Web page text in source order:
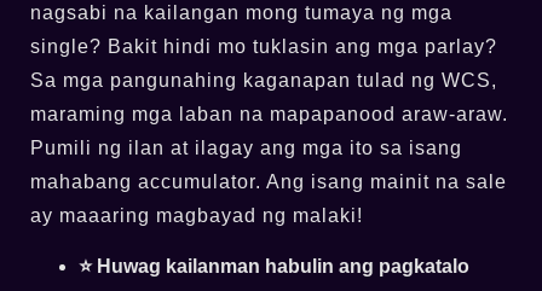
nagsabi na kailangan mong tumaya ng mga
single? Bakit hindi mo tuklasin ang mga parlay?
Sa mga pangunahing kaganapan tulad ng WCS,
maraming mga laban na mapapanood araw-araw.
Pumili ng ilan at ilagay ang mga ito sa isang
mahabang accumulator. Ang isang mainit na sale
ay maaaring magbayad ng malaki!
⭐ Huwag kailanman habulin ang pagkatalo